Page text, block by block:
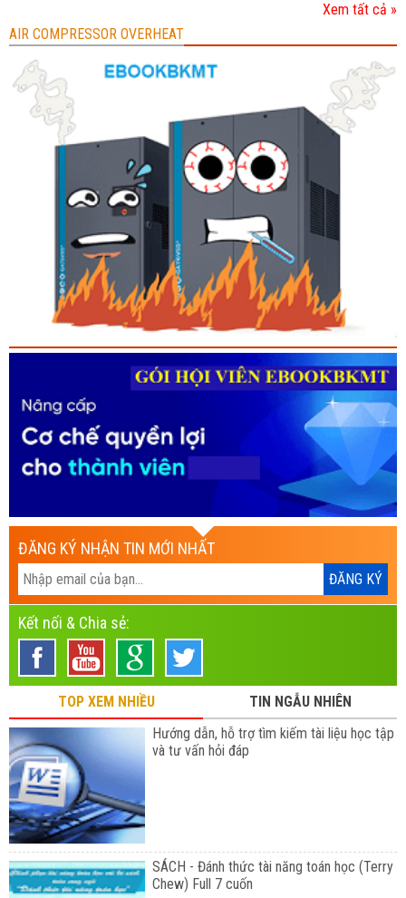
Xem tất cả »
AIR COMPRESSOR OVERHEAT
ĐĂNG KÝ NHẬN TIN MỚI NHẤT
Kết nối & Chia sẻ:
TOP XEM NHIỀU
TIN NGẪU NHIÊN
Hướng dẫn, hỗ trợ tìm kiếm tài liệu học tập
và tư vấn hỏi đáp
SÁCH - Đánh thức tài năng toán học (Terry
Chew) Full 7 cuốn